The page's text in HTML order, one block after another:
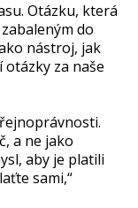
Otázku, která
do
nástroj, jak
za naše
a ne jako
aby je platili
sami,“